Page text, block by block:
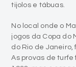
jogos da Copa do
As provas de
1932, mas o
abrigava restos
estádio.